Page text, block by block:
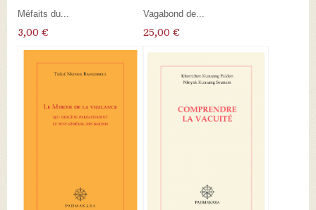
Méfaits du...
3,00 €
Vagabond de...
25,00 €